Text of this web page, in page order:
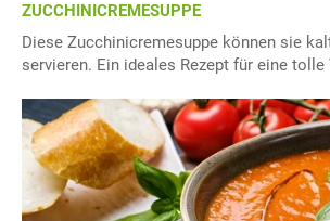
ZUCCHINICREMESUPPE
Diese Zucchinicremesuppe können sie
servieren. Ein ideales Rezept für eine